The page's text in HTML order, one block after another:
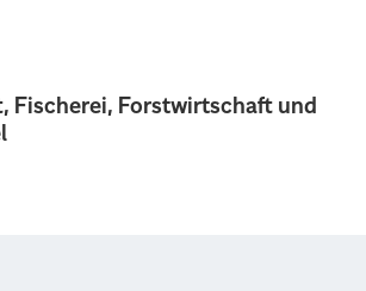
Fischerei, Forstwirtschaft und